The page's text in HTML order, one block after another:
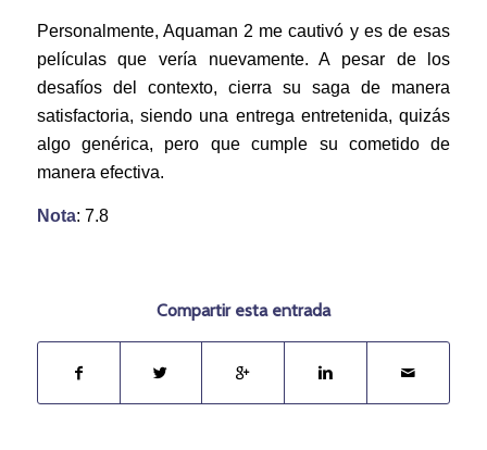
Personalmente, Aquaman 2 me cautivó y es de esas
películas que vería nuevamente. A pesar de los
desafíos del contexto, cierra su saga de manera
satisfactoria, siendo una entrega entretenida, quizás
algo genérica, pero que cumple su cometido de
manera efectiva.
Nota: 7.8
Compartir esta entrada